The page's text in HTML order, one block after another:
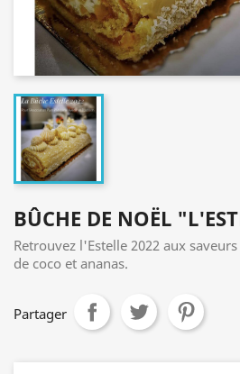
BÛCHE DE NOËL
Retrouvez l'Estelle 2022 aux
de coco et ananas.
Partager